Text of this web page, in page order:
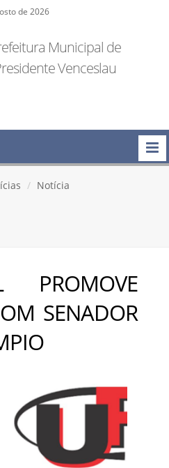
de 2026
Municipal de
Venceslau
Notícia
PROMOVE
SENADOR